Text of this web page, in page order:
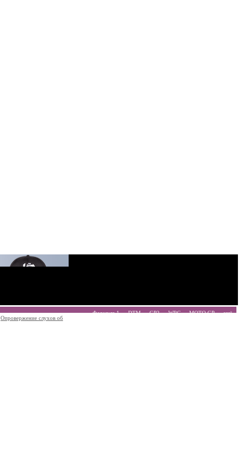
Формула 1 DTM GP2 WRC MOTO GP
ещё
Опровержение слухов об